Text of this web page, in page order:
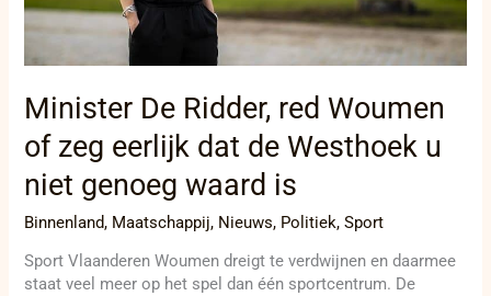
Minister De Ridder, red Woumen
of zeg eerlijk dat de Westhoek u
niet genoeg waard is
Binnenland, Maatschappij, Nieuws, Politiek,Sport
Sport Vlaanderen Woumen dreigt te verdwijnen en daarmee
staat veel meer op het spel dan één sportcentrum. De
Westhoek
u
niet
waard